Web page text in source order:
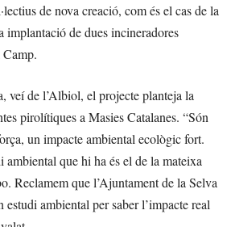
de nova creació, com és el cas de la
implantació de dues incineradores
veí de l’Albiol, el projecte planteja la
pirolítiques a Masies Catalanes. “Són
un impacte ambiental ecològic fort.
ambiental que hi ha és el de la mateixa
Reclamem que l’Ajuntament de la Selva
ambiental per saber l’impacte real